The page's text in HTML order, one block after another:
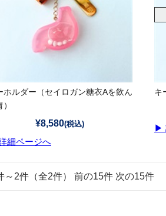
ホルダー（セイロガン糖衣Aを飲ん
¥8,580(税込)
細ページへ
キ
▶
～2件（全2件） 前の15件